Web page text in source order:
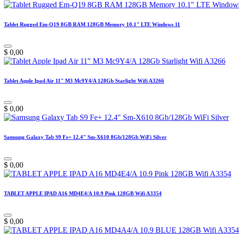
Tablet Rugged Em-Q19 8GB RAM 128GB Memory 10.1" LTE Windows 11
$ 0,00
Tablet Apple Ipad Air 11" M3 Mc9Y4/A 128Gb Starlight Wifi A3266
$ 0,00
Samsung Galaxy Tab S9 Fe+ 12.4" Sm-X610 8Gb/128Gb WiFi Silver
$ 0,00
TABLET APPLE IPAD A16 MD4E4/A 10.9 Pink 128GB Wifi A3354
$ 0,00